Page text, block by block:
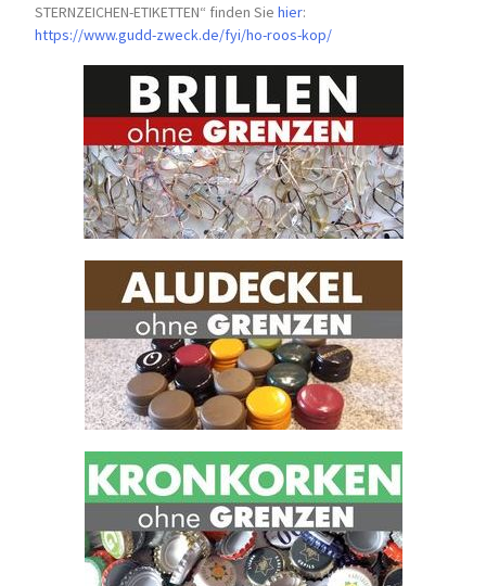
STERNZEICHEN-ETIKETTEN“ finden Siehier:
https://www.gudd-zweck.de/fyi/ho-roos-kop/